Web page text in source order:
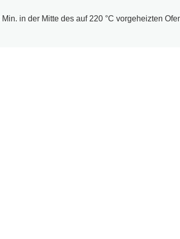
in der Mitte des auf 220 °C vorgeheizten